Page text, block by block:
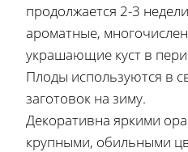
продолжается 2-3
ароматные,
украшающие куст в
Плоды используются в
заготовок на зиму.
Декоративна яркими
крупными, обильными